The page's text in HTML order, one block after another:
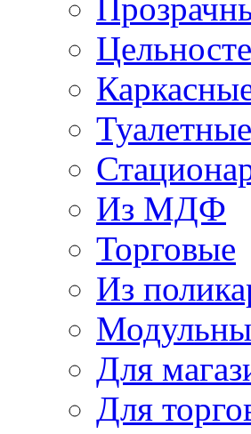
Туалетные
Из МДФ
Торговые
Из
Для
Для